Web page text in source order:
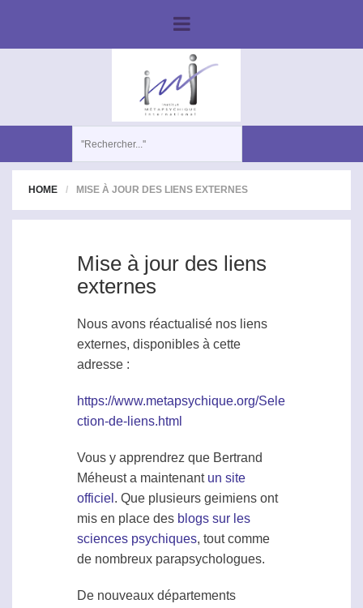
HOME MISE À JOUR DES LIENS EXTERNES
Mise à jour des liens
externes
Nous avons réactualisé nos liens
externes, disponibles à cette
adresse :
https://www.metapsychique.org/Sele
ction-de-liens.html
Vous y apprendrez que Bertrand
Méheust a maintenant un site
officiel . Que plusieurs geimiens ont
mis en place des blogs sur les
sciences psychiques, tout comme
de nombreux parapsychologues.
De nouveaux départements